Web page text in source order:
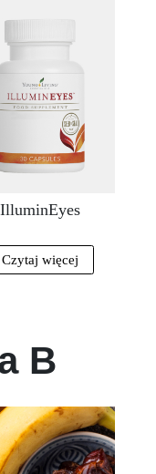
IlluminEyes
Czytaj więcej
B